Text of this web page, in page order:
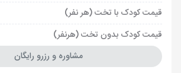
قیمت کودک با تخت (هر نفر)
قیمت کودک بدون تخت (هرنفر)
مشاوره و رزرو رایگان